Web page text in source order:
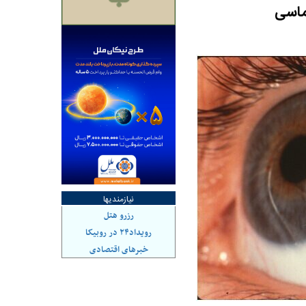
می‌شود | فروشنده
که پول به
باید توسط فروشنده
چرا رویای آمریکایی سرنگونی رژیم و
نابودی محور مقاومت تعبیر نشد؟ | پشت
پرده تجارت پهپاد‌ ۱۵۰۰ دلاری که
واشنگتن را زمین زد
بورس؛ شاخص کل و
بورس تهران رکورد شکست
نیازمندیها
رزرو هتل
رویداد۲۴ در روبیکا
خبرهای اقتصادی